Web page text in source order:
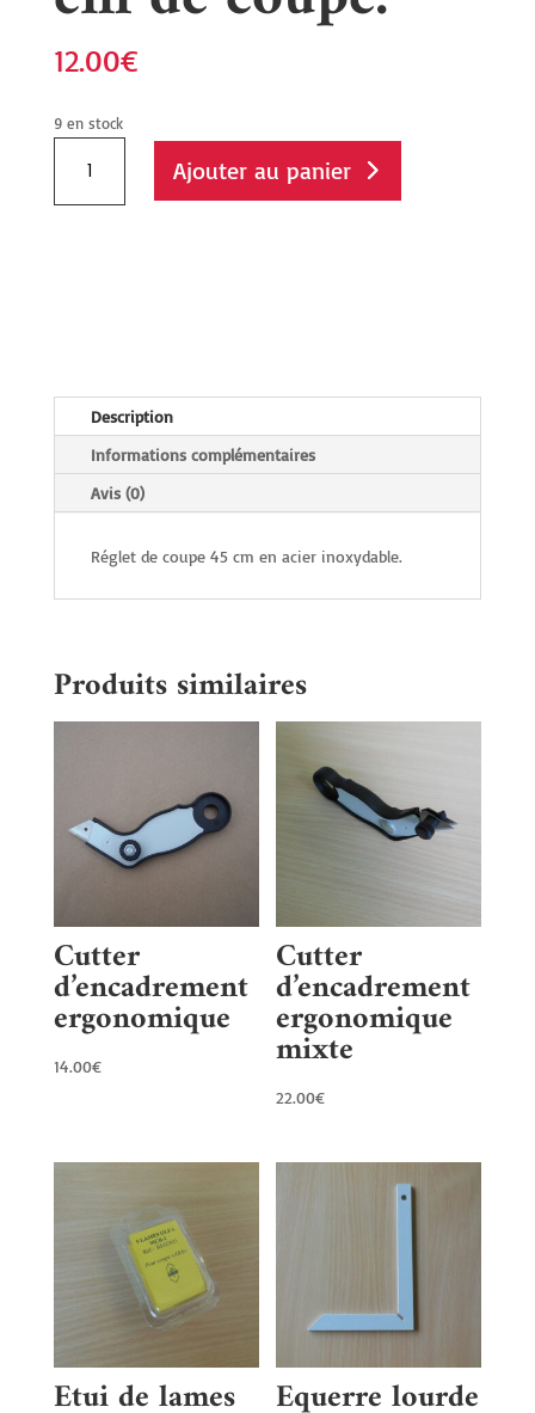
12.00€
9 en stock
Réglet
Ajouter au panier
Description
Informations complémentaires
Avis (0)
Réglet de coupe 45 cm en acier inoxydable.
Produits similaires
Cutter
d’encadrement
ergonomique
14.00€
Cutter
d’encadrement
ergonomique
mixte
22.00€
Etui de lames Equerre lourde